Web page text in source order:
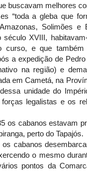
buscavam melhores
“toda a gleba que
Solimões
XVIII,
curso, e que
a expedição de
na região) e
em Cametá, na
unidade do
legalistas e os
os cabanos estavam
perto do Tapajós.
cabanos
o mesmo
pontos da